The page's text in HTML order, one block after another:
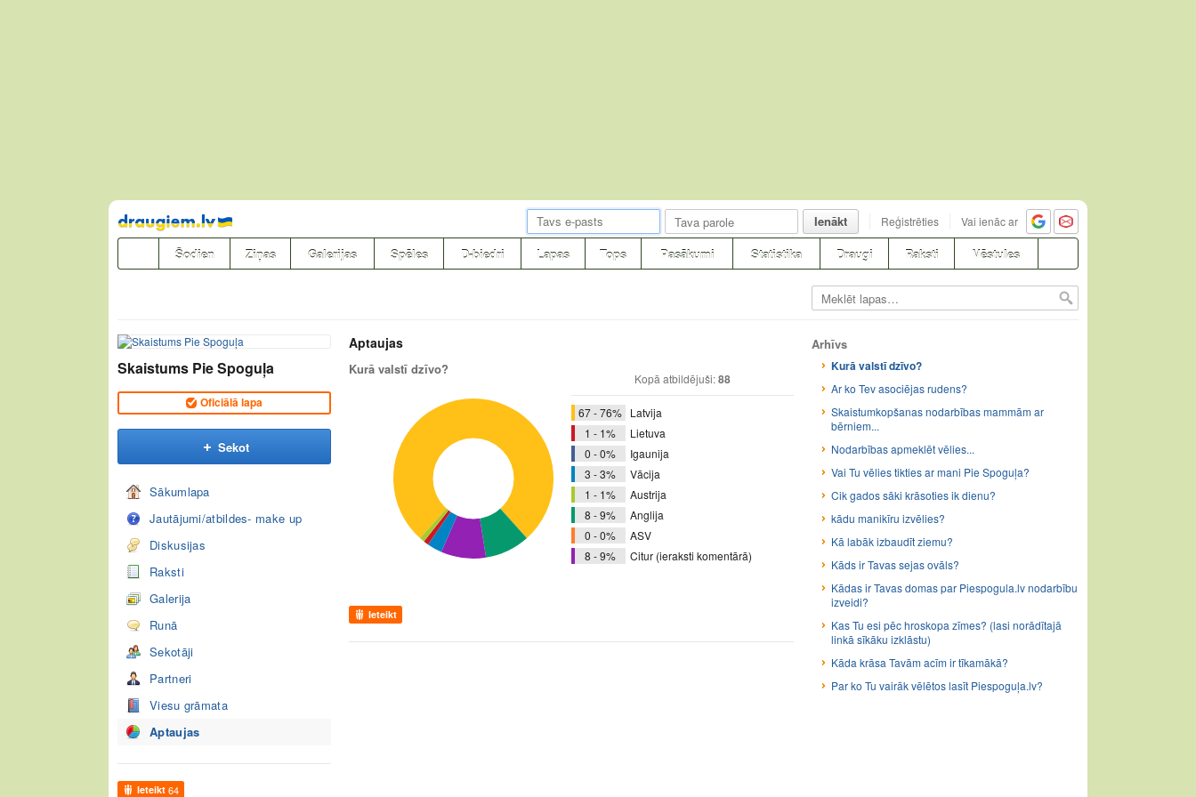
Pāriet
uz
saturu
Ienākt Reģistrēties Vai ienāc ar
Šodien Ziņas Galerijas Spēles D-biedri Lapas Tops Pasākumi Statistika Draugi Raksti Vēstules
Skaistums Pie Spoguļa
Oficiālā lapa
Sekot
Sākumlapa
Jautājumi/atbildes- make up
Diskusijas
Raksti
Galerija
Runā
Sekotāji
Partneri
Viesu grāmata
Aptaujas
Ieteikt 64
Aptaujas
Kurā valstī dzīvo?
Kopā atbildējuši:88
67 - 76% Latvija
1 - 1%
Lietuva
0 - 0%
Igaunija
3 - 3%
Vācija
1 - 1%
Austrija
8 - 9%
Anglija
0 - 0%
ASV
8 - 9%
Citur (ieraksti komentārā)
Ieteikt
Arhīvs
Kurā valstī dzīvo?
Ar ko Tev asociējas rudens?
Skaistumkopšanas nodarbības mammām ar
bērniem...
Nodarbības apmeklēt vēlies...
Vai Tu vēlies tikties ar mani Pie Spoguļa?
Cik gados sāki krāsoties ik dienu?
kādu manikīru izvēlies?
Kā labāk izbaudīt ziemu?
Kāds ir Tavas sejas ovāls?
Kādas ir Tavas domas par Piespogula.lv nodarbību
izveidi?
Kas Tu esi pēc hroskopa zīmes? (lasi norādītajā
linkā sīkāku izklāstu)
Kāda krāsa Tavām acīm ir tīkamākā?
Par ko Tu vairāk vēlētos lasīt Piespoguļa.lv?